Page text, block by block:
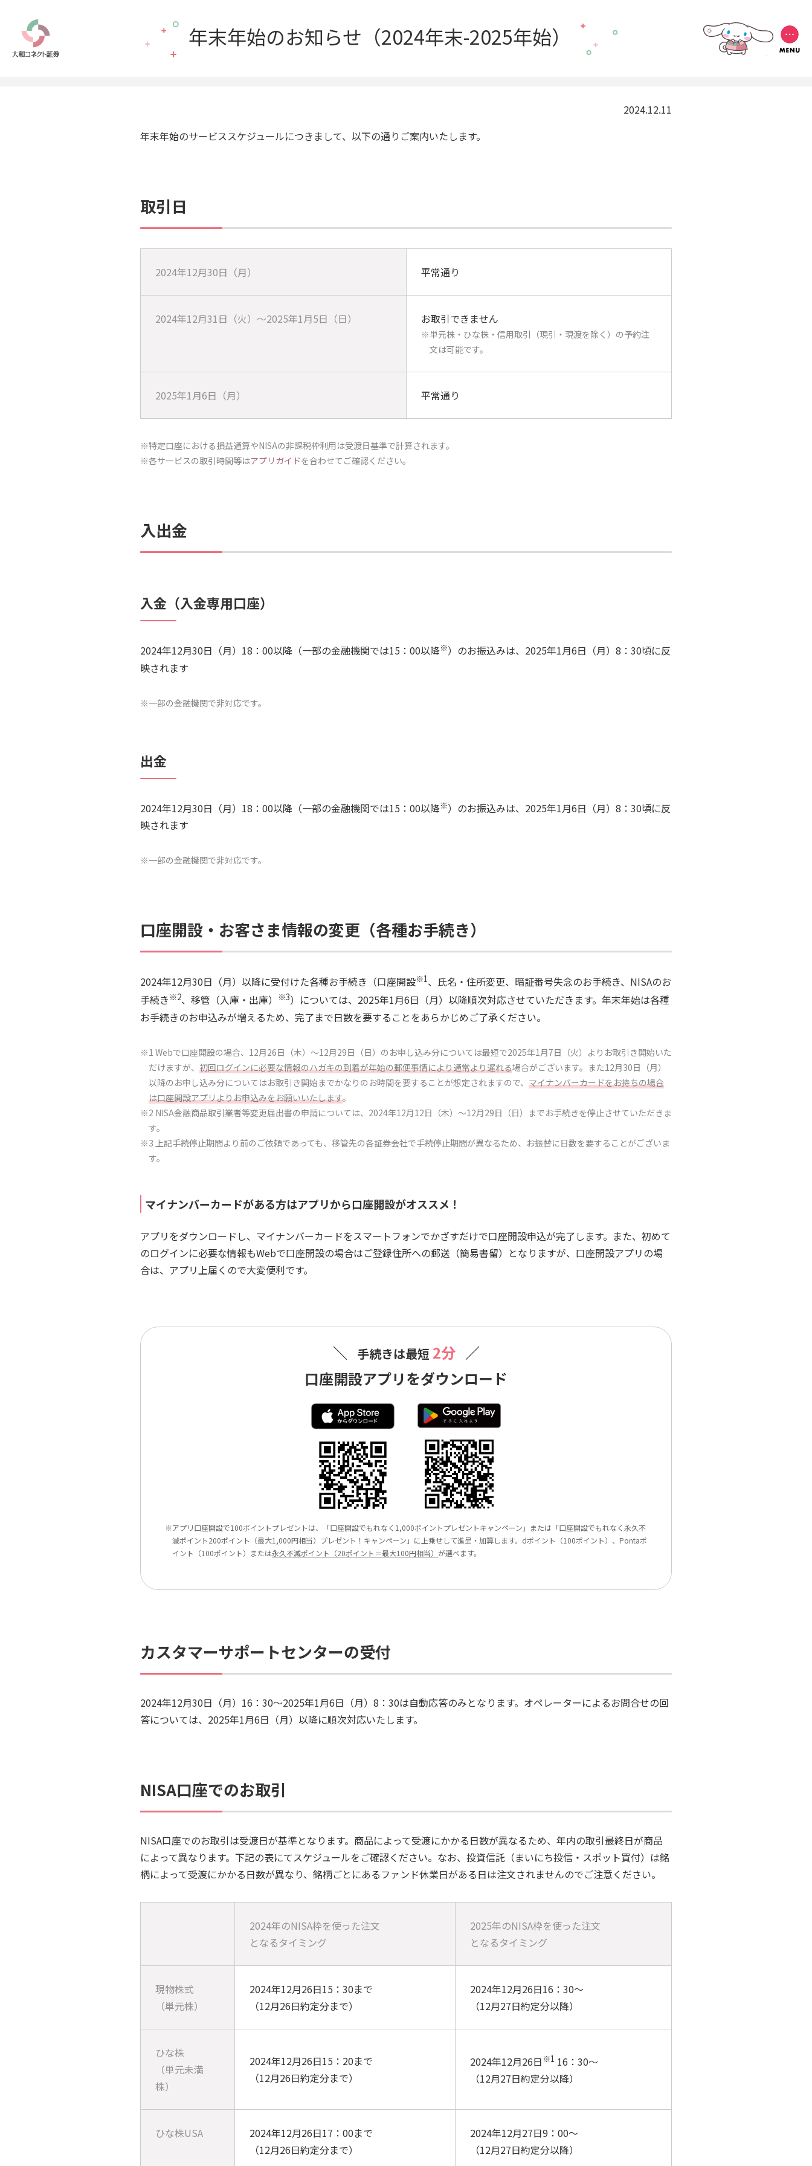
年末年始のお知らせ （2024年末-2025年始）
2024.12.11
年末年始のサービススケジュールにつきまして、以下の通りご案内いたします。
取引日
2024年12月30日（月） 平常通り
2024年12月31日（火）～2025年1月5日（日） お取引できません
※単元株・ひな株・信用取引（現引・現渡を除く）の予約注
文は可能です。
2025年1月6日（月） 平常通り
※特定口座における損益通算やNISAの非課税枠利用は受渡日基準で計算されます。
※各サービスの取引時間等はアプリガイドを合わせてご確認ください。
入出金
入金（入金専用口座）
2024年12月30日（月）18：00以降（一部の金融機関では15：00以降※）のお振込みは、2025年1月6日（月）8：30頃に反
映されます
※一部の金融機関で非対応です。
出金
2024年12月30日（月）18：00以降（一部の金融機関では15：00以降※）のお振込みは、2025年1月6日（月）8：30頃に反
映されます
※一部の金融機関で非対応です。
口座開設・お客さま情報の変更（各種お手続き）
2024年12月30日（月）以降に受付けた各種お手続き（口座開設※1、氏名・住所変更、暗証番号失念のお手続き、NISAのお
手続き ※2、移管（入庫・出庫） ※3）については、2025年1月6日（月）以降順次対応させていただきます。年末年始は各種
お手続きのお申込みが増えるため、完了まで日数を要することをあらかじめご了承ください。
※1 Webで口座開設の場合、12月26日（木）～12月29日（日）のお申し込み分については最短で2025年1月7日（火）よりお取引き開始いた
だけますが、 初回ログインに必要な情報のハガキの到着が年始の郵便事情により通常より遅れる場合がございます。また12月30日（月）
以降のお申し込み分についてはお取引き開始までかなりのお時間を要することが想定されますので、 マイナンバーカードをお持ちの場合
は口座開設アプリよりお申込みをお願いいたします。
※2 NISA金融商品取引業者等変更届出書の申請については、2024年12月12日（木）～12月29日（日）までお手続きを停止させていただきま
す。
※3 上記手続停止期間より前のご依頼であっても、移管先の各証券会社で手続停止期間が異なるため、お振替に日数を要することがございま
す。
マイナンバーカードがある方はアプリから口座開設がオススメ！
アプリをダウンロードし、マイナンバーカードをスマートフォンでかざすだけで口座開設申込が完了します。また、初めて
のログインに必要な情報もWebで口座開設の場合はご登録住所への郵送（簡易書留）となりますが、口座開設アプリの場
合は、アプリ上届くので大変便利です。
手続きは最短 2分
口座開設アプリをダウンロード
※アプリ口座開設で100ポイントプレゼントは、「口座開設でもれなく1,000ポイントプレゼントキャンペーン」または「口座開設でもれなく永久不
滅ポイント200ポイント（最大1,000円相当）プレゼント！キャンペーン」に上乗せして進呈・加算します。dポイント（100ポイント）、Pontaポ
イント（100ポイント）または永久不滅ポイント（20ポイント＝最大100円相当） が選べます。
カスタマーサポートセンターの受付
2024年12月30日（月）16：30～2025年1月6日（月）8：30は自動応答のみとなります。オペレーターによるお問合せの回
答については、2025年1月6日（月）以降に順次対応いたします。
NISA口座でのお取引
NISA口座でのお取引は受渡日が基準となります。商品によって受渡にかかる日数が異なるため、年内の取引最終日が商品
によって異なります。下記の表にてスケジュールをご確認ください。なお、投資信託（まいにち投信・スポット買付）は銘
柄によって受渡にかかる日数が異なり、銘柄ごとにあるファンド休業日がある日は注文されませんのでご注意ください。
2024年のNISA枠を使った注文
となるタイミング
2025年のNISA枠を使った注文
となるタイミング
現物株式
（単元株）
2024年12月26日15：30まで
（12月26日約定分まで）
2024年12月26日16：30～
（12月27日約定分以降）
ひな株
（単元未満
株）
2024年12月26日15：20まで
（12月26日約定分まで）
2024年12月26日 ※1 16：30～
（12月27日約定分以降）
ひな株USA
2024年12月26日17：00まで
（12月26日約定分まで）
2024年12月27日9：00～
（12月27日約定分以降）